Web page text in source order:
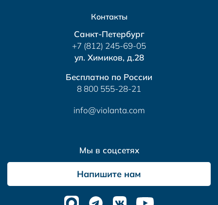
Контакты
Санкт-Петербург
+7 (812) 245-69-05
ул. Химиков, д.28
Бесплатно по России
8 800 555-28-21
info@violanta.com
Мы в соцсетях
Напишите нам